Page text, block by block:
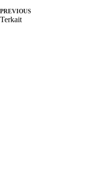
PREVIOUS
Terkait